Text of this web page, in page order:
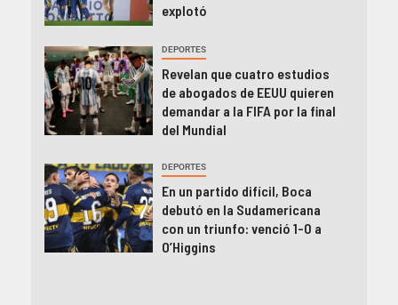
explotó
DEPORTES
Revelan que cuatro estudios
de abogados de EEUU quieren
demandar a la FIFA por la final
del Mundial
DEPORTES
En un partido difícil, Boca
debutó en la Sudamericana
con un triunfo: venció 1-0 a
O’Higgins